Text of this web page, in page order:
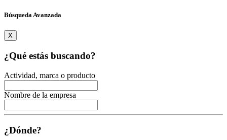
Búsqueda Avanzada
X
¿Qué estás buscando?
Actividad, marca o producto
Nombre de la empresa
¿Dónde?